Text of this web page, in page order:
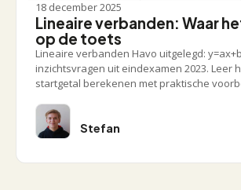
18 december 2025
Lineaire verbanden: Waar
op de toets
Lineaire verbanden Havo uitgelegd:
inzichtsvragen uit eindexamen 2023. Leer
startgetal berekenen met praktische
Stefan